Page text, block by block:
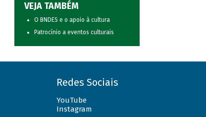
VEJA TAMBÉM
O BNDES e o apoio à cultura
Patrocínio a eventos culturais
Redes Sociais
YouTube
Instagram